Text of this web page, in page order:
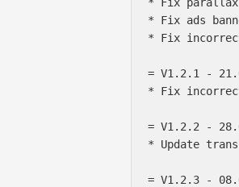
* Fix ads
* Fix
= V1.2.1 -
* Fix
= V1.2.2 -
* Update
= V1.2.3 -